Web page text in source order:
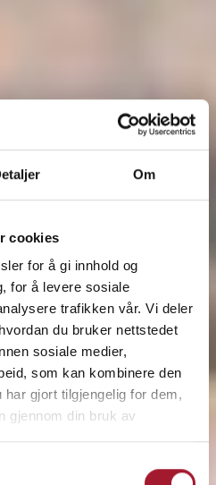
Om
cookies
for å gi innhold og
for å levere sosiale
trafikken vår. Vi deler
du bruker nettstedet
sosiale medier,
som kan kombinere den
gjort tilgjengelig for dem,
gjennom din bruk av